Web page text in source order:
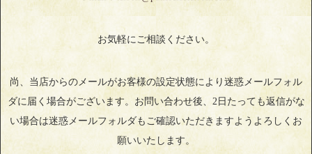
お気軽にご相談ください。
尚、当店からのメールがお客様の設定状態により迷惑メールフォル
ダに届く場合がございます。お問い合わせ後、2日たっても返信がな
い場合は迷惑メールフォルダもご確認いただきますようよろしくお
願いいたします。